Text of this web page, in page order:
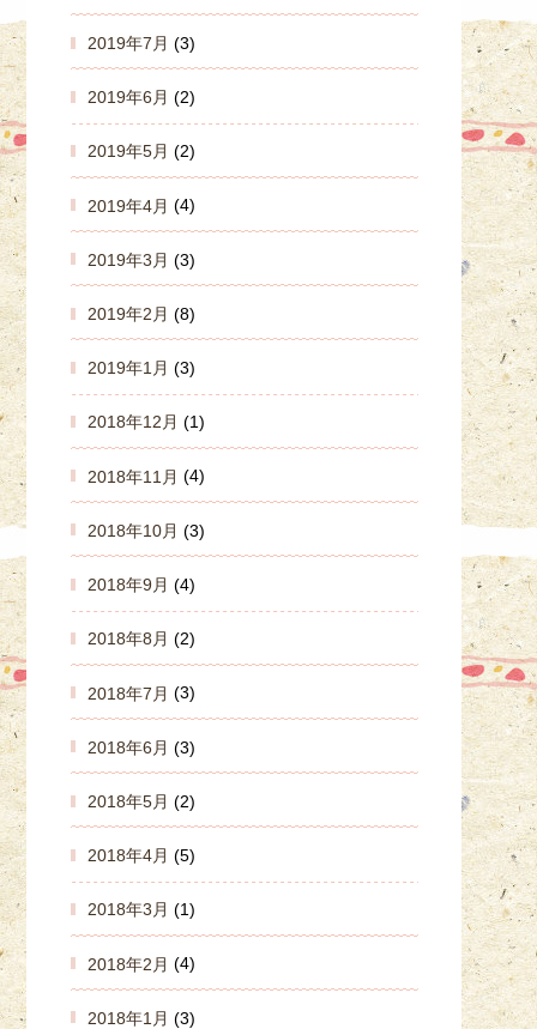
2019年7月 (3)
2019年6月 (2)
2019年5月 (2)
2019年4月 (4)
2019年3月 (3)
2019年2月 (8)
2019年1月 (3)
2018年12月 (1)
2018年11月 (4)
2018年10月 (3)
2018年9月 (4)
2018年8月 (2)
2018年7月 (3)
2018年6月 (3)
2018年5月 (2)
2018年4月 (5)
2018年3月 (1)
2018年2月 (4)
2018年1月 (3)